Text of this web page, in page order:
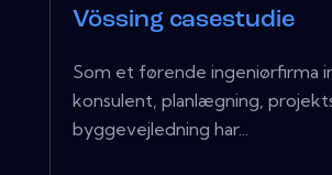
Vössing casestudie
Som et førende ingeniørfirma
konsulent, planlægning,
byggevejledning har...